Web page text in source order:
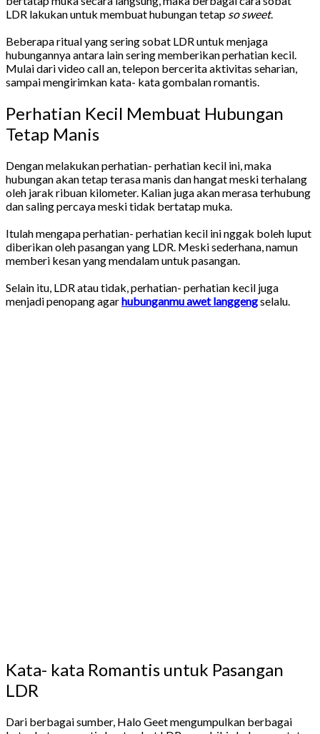
LDR lakukan untuk membuat hubungan tetap so sweet.
Beberapa ritual yang sering sobat LDR untuk menjaga
hubungannya antara lain sering memberikan perhatian kecil.
Mulai dari video call an, telepon bercerita aktivitas seharian,
sampai mengirimkan kata- kata gombalan romantis.
Perhatian Kecil Membuat Hubungan
Tetap Manis
Dengan melakukan perhatian- perhatian kecil ini, maka
hubungan akan tetap terasa manis dan hangat meski terhalang
oleh jarak ribuan kilometer. Kalian juga akan merasa terhubung
dan saling percaya meski tidak bertatap muka.
Itulah mengapa perhatian- perhatian kecil ini nggak boleh luput
diberikan oleh pasangan yang LDR. Meski sederhana, namun
memberi kesan yang mendalam untuk pasangan.
Selain itu, LDR atau tidak, perhatian- perhatian kecil juga
menjadi penopang agarhubunganmu awet langgengselalu.
Kata- kata Romantis untuk Pasangan
LDR
Dari berbagai sumber, Halo Geet mengumpulkan berbagai